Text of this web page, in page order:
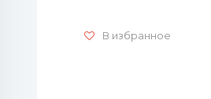
В избранное